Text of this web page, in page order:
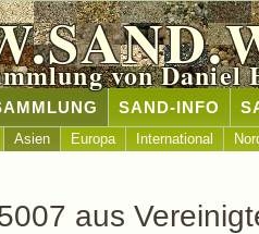
von Daniel
SAND-INFO
Asien Europa International
aus